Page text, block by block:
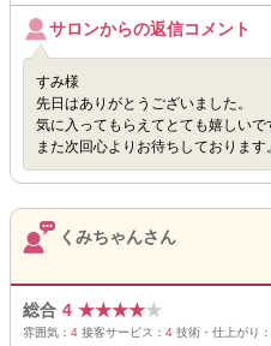
サロンからの返信コメント
すみ様
先日はありがとうございました。
気に入ってもらえてとても嬉しい
また次回心よりお待ちしております。
くみちゃんさん
総合 4 ★★★★★
雰囲気： 4 接客サービス： 4 技術・仕上がり：